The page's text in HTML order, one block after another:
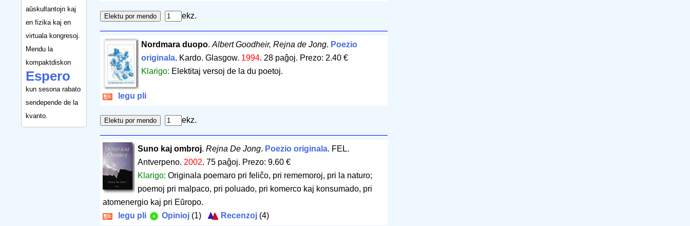
aŭskultantojn kaj
en fizika kaj en
virtuala kongresoj.
Mendu la
kompaktdiskon
Espero
kun sesona rabato
sendepende de la
kvanto.
ekz.
Nordmara duopo. Albert Goodheir, Rejna de Jong. Poezio
originala. Kardo. Glasgow. 1994. 28 paĝoj. Prezo: 2.40 €
Klarigo: Elektitaj versoj de la du poetoj.
legu pli
ekz.
Suno kaj ombroj. Rejna De Jong. Poezio originala. FEL.
Antverpeno. 2002. 75 paĝoj. Prezo: 9.60 €
Klarigo: Originala poemaro pri feliĉo, pri rememoroj, pri la naturo;
poemoj pri malpaco, pri poluado, pri komerco kaj konsumado, pri
atomenergio kaj pri Eŭropo.
legu pli
Opinioj (1) Recenzoj (4)